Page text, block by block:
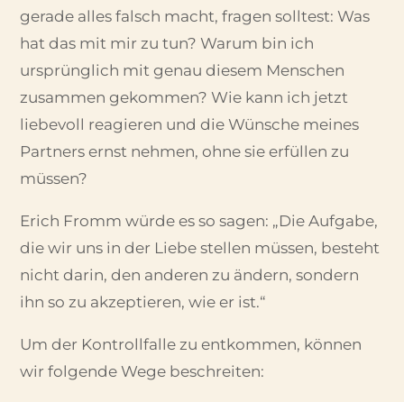
gerade alles falsch macht, fragen solltest: Was
hat das mit mir zu tun? Warum bin ich
ursprünglich mit genau diesem Menschen
zusammen gekommen? Wie kann ich jetzt
liebevoll reagieren und die Wünsche meines
Partners ernst nehmen, ohne sie erfüllen zu
müssen?
Erich Fromm würde es so sagen: „Die Aufgabe,
die wir uns in der Liebe stellen müssen, besteht
nicht darin, den anderen zu ändern, sondern
ihn so zu akzeptieren, wie er ist.“
Um der Kontrollfalle zu entkommen, können
wir folgende Wege beschreiten: